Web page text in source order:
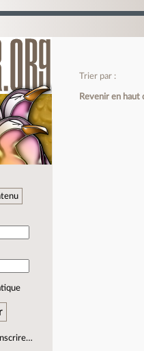
Trier par :
Revenir en haut